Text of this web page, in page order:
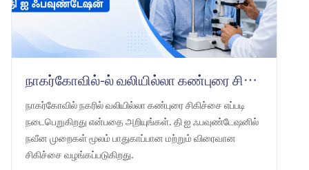
நாகர்கோவில்-ல் வலியில்லா கண்புரை சிகிச்சை: தி ஐ ஃபவுண்டேஷன்
நாகர்கோவில் நகரில் வலியில்லா கண்புரை சிகிச்சை எப்படி
நடைபெறுகிறது என்பதை அறியுங்கள். தி ஐ ஃபவுண்டேஷனில்
நவீன முறைகள் மூலம் பாதுகாப்பான மற்றும் விரைவான
சிகிச்சை வழங்கப்படுகிறது.